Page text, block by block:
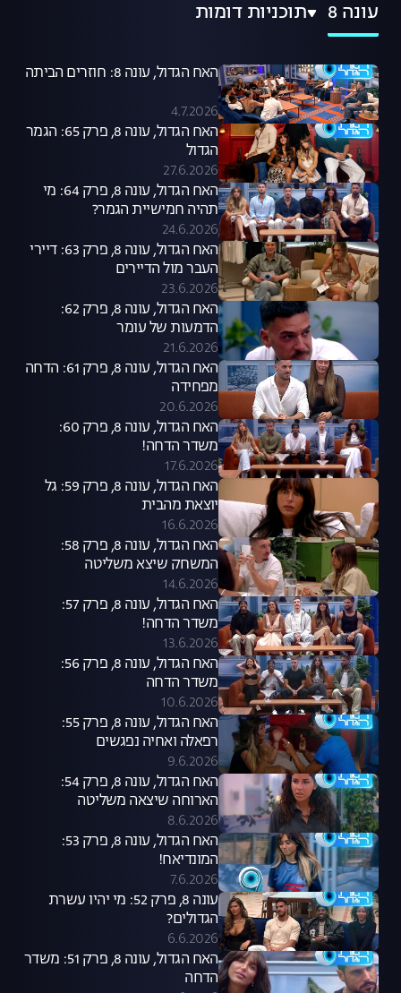
עונה 8 תוכניות דומות
האח הגדול, עונה 8: חוזרים הביתה
4.7.2026
האח הגדול, עונה 8, פרק 65: הגמר
הגדול
27.6.2026
האח הגדול, עונה 8, פרק 64: מי
תהיה חמישיית הגמר?
24.6.2026
האח הגדול, עונה 8, פרק 63: דיירי
העבר מול הדיירים
23.6.2026
האח הגדול, עונה 8, פרק 62:
הדמעות של עומר
21.6.2026
האח הגדול, עונה 8, פרק 61: הדחה
מפחידה
20.6.2026
האח הגדול, עונה 8, פרק 60:
משדר הדחה!
17.6.2026
האח הגדול, עונה 8, פרק 59: גל
יוצאת מהבית
16.6.2026
האח הגדול, עונה 8, פרק 58:
המשחק שיצא משליטה
14.6.2026
האח הגדול, עונה 8, פרק 57:
משדר הדחה!
13.6.2026
האח הגדול, עונה 8, פרק 56:
משדר הדחה
10.6.2026
האח הגדול, עונה 8, פרק 55:
רפאלה ואחיה נפגשים
9.6.2026
האח הגדול, עונה 8, פרק 54:
הארוחה שיצאה משליטה
8.6.2026
האח הגדול, עונה 8, פרק 53:
המונדיאח!
7.6.2026
עונה 8, פרק 52: מי יהיו עשרת
הגדולים?
6.6.2026
האח הגדול, עונה 8, פרק 51: משדר
הדחה